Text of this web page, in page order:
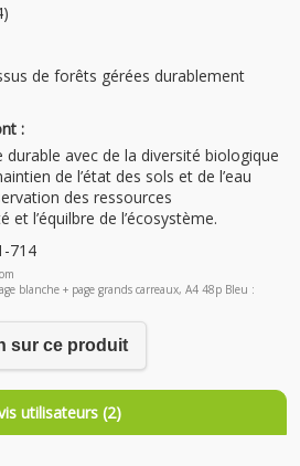
de forêts gérées durablement
:
avec de la diversité biologique
de l’état des sols et de l’eau
des ressources
et l’équilbre de l’écosystème.
714
blanche + page grands carreaux, A4 48p Bleu :
sur ce produit
utilisateurs (2)